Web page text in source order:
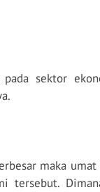
pada sektor
maka
tersebut.